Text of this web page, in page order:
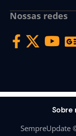
Nossas redes
SempreUpdate
Sobre